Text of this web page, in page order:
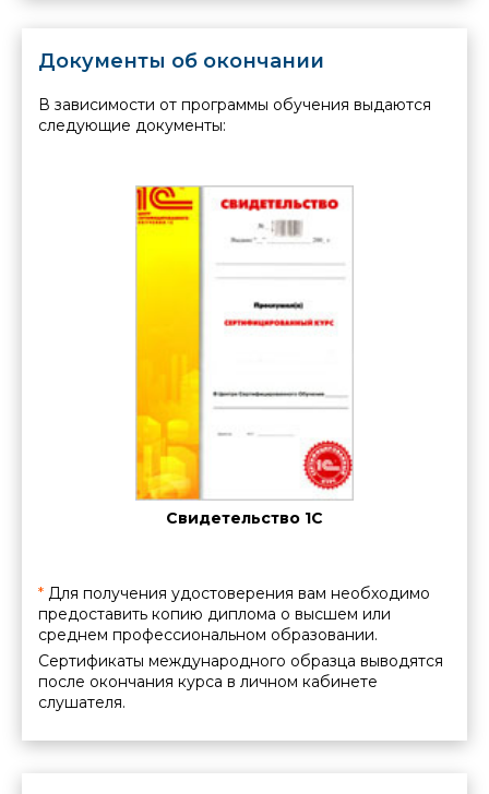
Документы об окончании
В зависимости от программы обучения выдаются
следующие документы:
Свидетельство 1С
* Для получения удостоверения вам необходимо
предоставить копию диплома о высшем или
среднем профессиональном образовании.
Сертификаты международного образца выводятся
после окончания курса в личном кабинете
слушателя.